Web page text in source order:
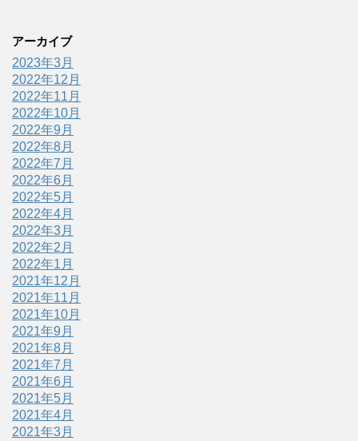
アーカイブ
2023年3月
2022年12月
2022年11月
2022年10月
2022年9月
2022年8月
2022年7月
2022年6月
2022年5月
2022年4月
2022年3月
2022年2月
2022年1月
2021年12月
2021年11月
2021年10月
2021年9月
2021年8月
2021年7月
2021年6月
2021年5月
2021年4月
2021年3月